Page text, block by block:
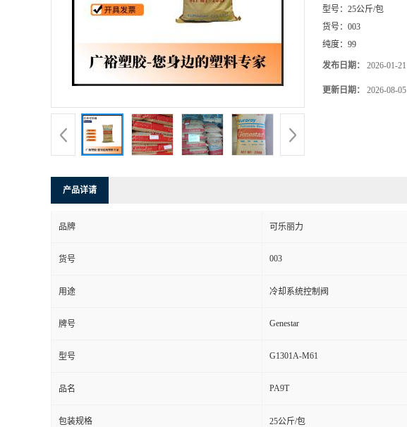
型号： 25公斤/包
货号： 003
纯度： 99
发布日期： 2026-01-21
更新日期： 2026-08-05
产品详请
品牌 可乐丽力
货号 003
用途 冷却系统控制阀
牌号 Genestar
型号 G1301A-M61
品名 PA9T
包装规格 25公斤/包